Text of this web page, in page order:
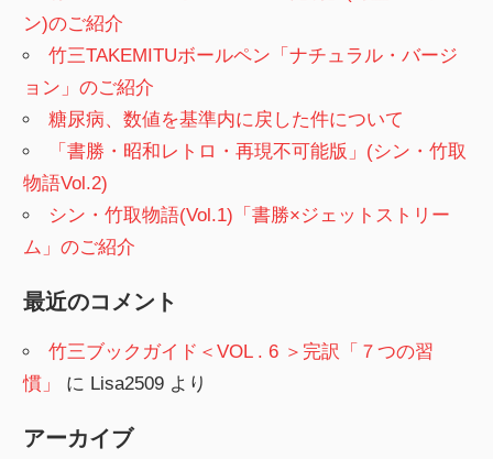
送
り
ン)のご紹介
竹三TAKEMITUボールペン「ナチュラル・バージ
ョン」のご紹介
糖尿病、数値を基準内に戻した件について
「書勝・昭和レトロ・再現不可能版」(シン・竹取
物語Vol.2)
シン・竹取物語(Vol.1)「書勝×ジェットストリー
ム」のご紹介
最近のコメント
竹三ブックガイド＜VOL . 6 ＞完訳「７つの習
慣」
に Lisa2509 より
アーカイブ